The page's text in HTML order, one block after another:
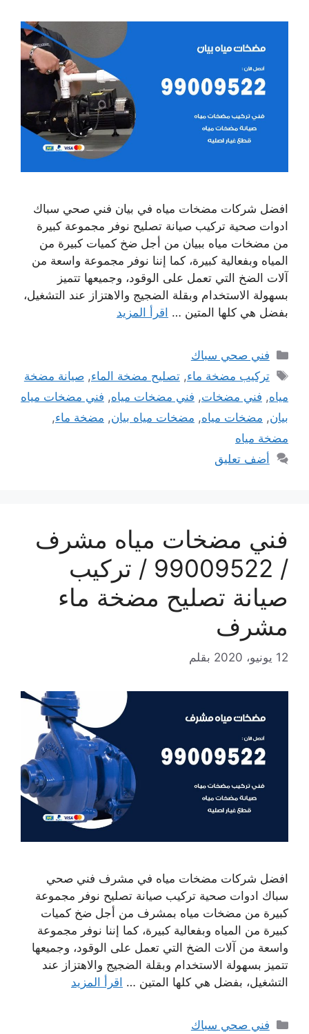
افضل شركات مضخات مياه في بيان فني صحي سباك
ادوات صحية تركيب صيانة تصليح نوفر مجموعة كبيرة
من مضخات مياه ببيان من أجل ضخ كميات كبيرة من
المياه وبفعالية كبيرة، كما إننا نوفر مجموعة واسعة من
آلات الضخ التي تعمل على الوقود، وجميعها تتميز
بسهولة الاستخدام وبقلة الضجيج والاهتزاز عند التشغيل،
بفضل هي كلها المتين … اقرأ المزيد
التصنيفات
فني صحي سباك
الوسوم
تركيب مضخة ماء,تصليح مضخة الماء,صيانة مضخة
مياه, فني مضخات, فني مضخات مياه, فني مضخات مياه
بيان, مضخات مياه, مضخات مياه بيان, مضخة ماء,
مضخة مياه
أضف تعليق
فني مضخات مياه مشرف
/ 99009522 / تركيب
صيانة تصليح مضخة ماء
مشرف
12 يونيو، 2020 بقلم
افضل شركات مضخات مياه في مشرف فني صحي
سباك ادوات صحية تركيب صيانة تصليح نوفر مجموعة
كبيرة من مضخات مياه بمشرف من أجل ضخ كميات
كبيرة من المياه وبفعالية كبيرة، كما إننا نوفر مجموعة
واسعة من آلات الضخ التي تعمل على الوقود، وجميعها
تتميز بسهولة الاستخدام وبقلة الضجيج والاهتزاز عند
التشغيل، بفضل هي كلها المتين … اقرأ المزيد
التصنيفات
فني صحي سباك